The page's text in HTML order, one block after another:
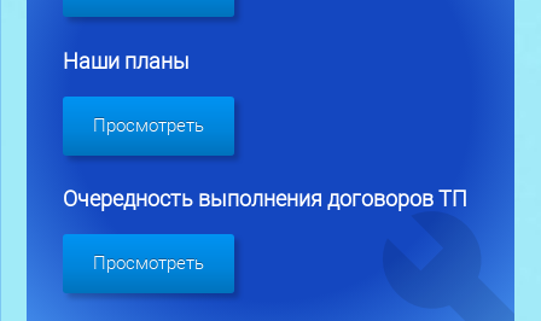
Наши планы
Просмотреть
Очередность выполнения договоров ТП
Просмотреть